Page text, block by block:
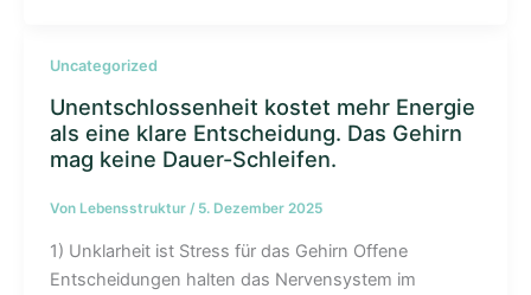
Uncategorized
Unentschlossenheit kostet mehr Energie
als eine klare Entscheidung. Das Gehirn
mag keine Dauer-Schleifen.
Von Lebensstruktur / 5. Dezember 2025
1) Unklarheit ist Stress für das Gehirn Offene
Entscheidungen halten das Nervensystem im